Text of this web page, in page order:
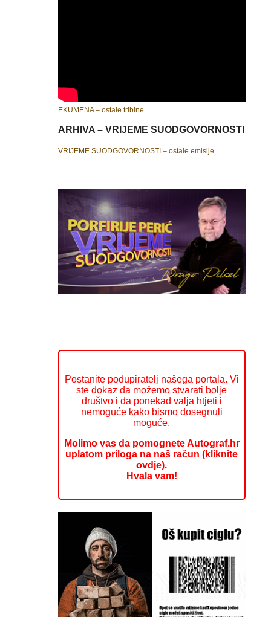
EKUMENA – ostale tribine
ARHIVA – VRIJEME SUODGOVORNOSTI
VRIJEME SUODGOVORNOSTI – ostale emisije
Postanite podupiratelj našega portala. Vi
ste dokaz da možemo stvarati bolje
društvo i da ponekad valja htjeti i
nemoguće kako bismo dosegnuli
moguće.
Molimo vas da pomognete Autograf.hr
uplatom priloga na naš račun (kliknite
ovdje).
Hvala vam!